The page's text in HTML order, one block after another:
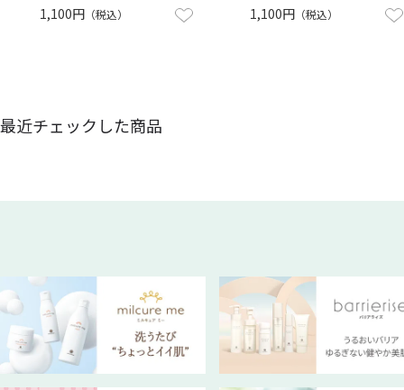
1,100円 （税込）
1,100円 （税込）
最近チェックした商品